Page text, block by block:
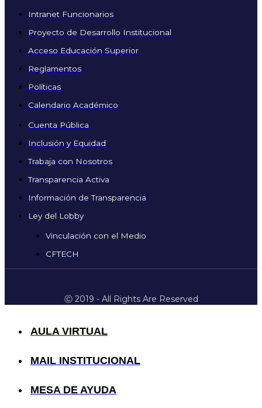
Intranet Funcionarios
Proyecto de Desarrollo Institucional
Acceso Educación Superior
Reglamentos
Políticas
Calendario Académico
Cuenta Pública
Inclusión y Equidad
Trabaja con Nosotros
Transparencia Activa
Información de Transparencia
Ley del Lobby
Vinculación con el Medio
CFTECH
Ⓒ 2019 - All Rights Are Reserved
AULA VIRTUAL
MAIL INSTITUCIONAL
MESA DE AYUDA